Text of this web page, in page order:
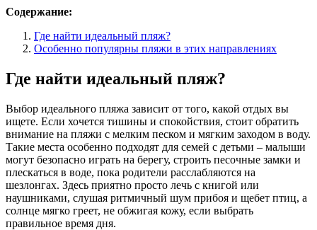
Содержание:
Где найти идеальный пляж?
Особенно популярны пляжи в этих направлениях
Где найти идеальный пляж?
Выбор идеального пляжа зависит от того, какой отдых вы
ищете. Если хочется тишины и спокойствия, стоит обратить
внимание на пляжи с мелким песком и мягким заходом в воду.
Такие места особенно подходят для семей с детьми – малыши
могут безопасно играть на берегу, строить песочные замки и
плескаться в воде, пока родители расслабляются на
шезлонгах. Здесь приятно просто лечь с книгой или
наушниками, слушая ритмичный шум прибоя и щебет птиц, а
солнце мягко греет, не обжигая кожу, если выбрать
правильное время дня.